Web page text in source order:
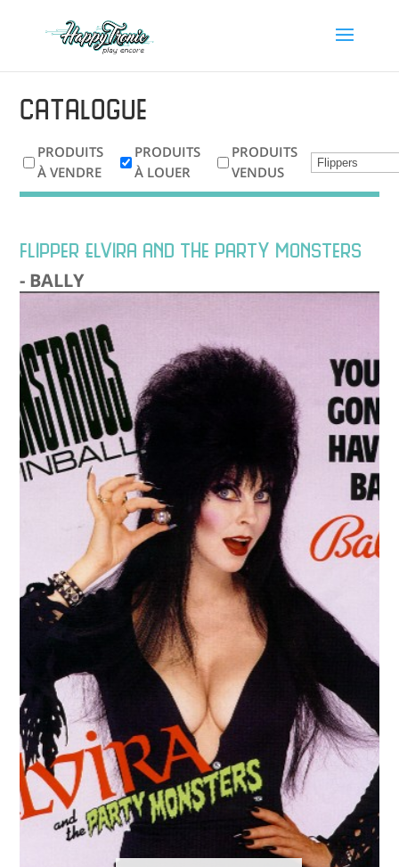
Catalogue
PRODUITS
À VENDRE
PRODUITS
À LOUER
PRODUITS
VENDUS
flipper Elvira and the party monsters
- BALLY